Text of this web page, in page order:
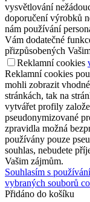
vysvětlování
doporučení výrobků
nám používání
Vám dodatečné
přizpůsobených
Reklamní cookies
Reklamní cookies
mohli zobrazit
stránkách, tak na
vytvářet profily
pseudonymizované
zpravidla možná
používány pouze
souhlas, nebudete
Vašim zájmům.
Souhlasím s
vybraných souborů
Přidáno do košíku